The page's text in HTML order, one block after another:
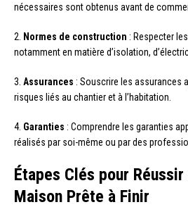
nécessaires sont obtenus avant de
2. Normes de construction : Respecter
notamment en matière d’isolation,
3. Assurances : Souscrire les assurances
risques liés au chantier et à l’habitation.
4. Garanties : Comprendre les garanties
réalisés par soi-même ou par des
Étapes Clés pour
Maison Prête à Finir